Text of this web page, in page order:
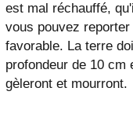
est mal réchauffé,
vous pouvez
favorable. La terre
profondeur de 10 cm
gèleront et mourront.